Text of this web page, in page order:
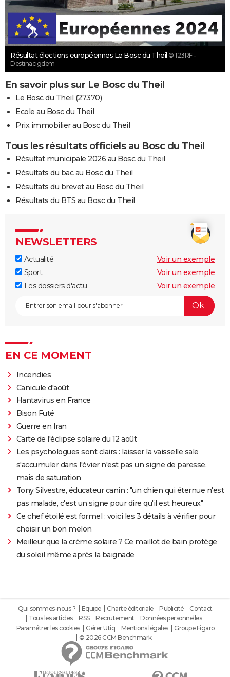
Résultat élections européennes Le Bosc du Theil © 123RF -
Destinacigdem
En savoir plus sur Le Bosc du Theil
Le Bosc du Theil (27370)
Ecole au Bosc du Theil
Prix immobilier au Bosc du Theil
Tous les résultats officiels au Bosc du Theil
Résultat municipale 2026 au Bosc du Theil
Résultats du bac au Bosc du Theil
Résultats du brevet au Bosc du Theil
Résultats du BTS au Bosc du Theil
NEWSLETTERS
Actualité
Voir un exemple
Sport
Voir un exemple
Les dossiers d'actu
Voir un exemple
EN CE MOMENT
Incendies
Canicule d'août
Hantavirus en France
Bison Futé
Guerre en Iran
Carte de l'éclipse solaire du 12 août
Les psychologues sont clairs : laisser la vaisselle sale
s'accumuler dans l'évier n'est pas un signe de paresse,
mais de saturation
Tony Silvestre, éducateur canin : "un chien qui éternue n'est
pas malade, c'est un signe pour dire qu'il est heureux"
Ce chef étoilé est formel : voici les 3 détails à vérifier pour
choisir un bon melon
Meilleur que la crème solaire ? Ce maillot de bain protège
du soleil même après la baignade
Qui sommes-nous ? Equipe Charte éditoriale Publicité
Contact
Tous les articles
RSS Recrutement
Données personnelles
Paramétrer les cookies
Gérer Utiq Mentions légales
Groupe Figaro
© 2026 CCM Benchmark